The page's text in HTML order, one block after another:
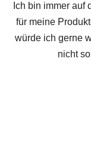
Ich bin immer auf
für meine
würde ich gerne
nicht